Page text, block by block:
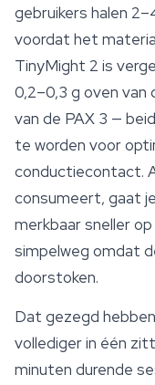
gebruikers halen
voordat het
TinyMight 2 is
0,2–0,3 g oven van
van de PAX 3 —
te worden voor
conductiecontact.
consumeert, gaat
merkbaar sneller
simpelweg omdat
doorstoken.
Dat gezegd
vollediger in één
minuten durende